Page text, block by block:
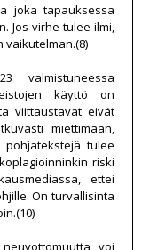
joka tapauksessa
Jos virhe tulee ilmi,
valmistuneessa
käyttö on
viittaustavat eivät
miettimään,
tulee
riski
ettei
On turvallisinta
voi